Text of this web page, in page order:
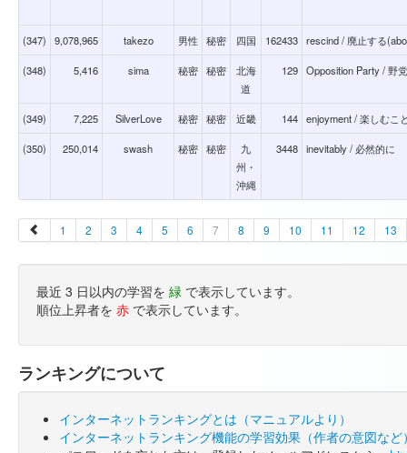
(347) 9,078,965 takezo 男性 秘密 四国 162433 rescind / 廃止する
(348) 5,416 sima 秘密 秘密
北海
道
129 Opposition Party / 野党
(349) 7,225 SilverLove 秘密 秘密 近畿 144 enjoyment / 楽しむこ
(350) 250,014 swash 秘密 秘密
九
州・
沖縄
3448 inevitably / 必然的に
1 2 3 4 5 6 7 8 9 10 11 12 13
最近 3 日以内の学習を 緑 で表示しています。
順位上昇者を 赤 で表示しています。
ランキングについて
インターネットランキングとは（マニュアルより）
インターネットランキング機能の学習効果（作者の意図など